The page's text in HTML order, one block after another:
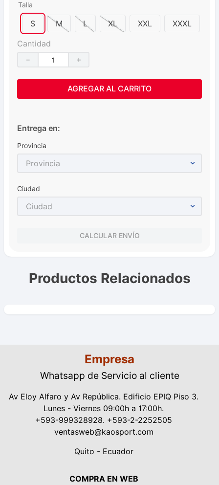
Talla
S M L XL XXL XXXL
Cantidad
＋
－
AGREGAR AL CARRITO
Entrega en:
Provincia
Provincia
Ciudad
Ciudad
CALCULAR ENVÍO
Productos Relacionados
Empresa
Whatsapp de Servicio al cliente
Av Eloy Alfaro y Av República. Edificio EPIQ Piso 3.
Lunes - Viernes 09:00h a 17:00h.
+593-999328928. +593-2-2252505
ventasweb@kaosport.com
Quito - Ecuador
COMPRA EN WEB